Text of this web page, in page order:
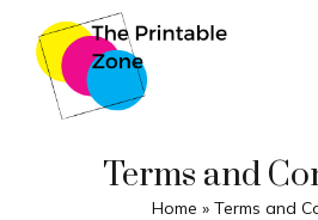
Terms and
Home » Terms and